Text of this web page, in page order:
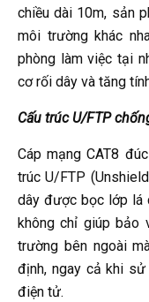
chiều dài 10m, sản
môi trường khác
phòng làm việc tại
cơ rối dây và tăng
Cấu trúc U/FTP
Cáp mạng CAT8
trúc U/FTP
dây được bọc lớp lá
không chỉ giúp bảo
trường bên ngoài
định, ngay cả khi
điện tử.